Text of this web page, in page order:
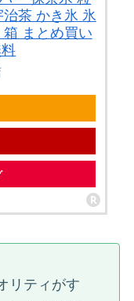
茶 かき氷 氷
まとめ買い
リティがす